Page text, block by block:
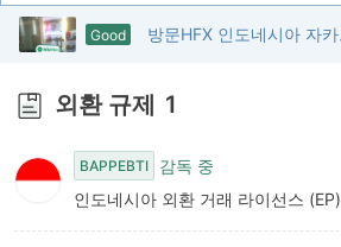
8
9
Good
외환 규제 1
BAPPEBTI
감독 중
인도네시아 외환 거래 라이선스 (EP)